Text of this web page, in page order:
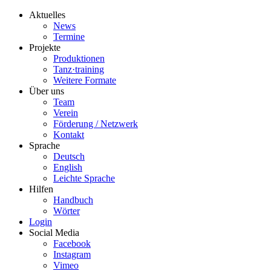
Aktuelles
News
Termine
Projekte
Produktionen
Tanz·training
Weitere Formate
Über uns
Team
Verein
Förderung / Netzwerk
Kontakt
Sprache
Deutsch
English
Leichte Sprache
Hilfen
Handbuch
Wörter
Login
Social Media
Facebook
Instagram
Vimeo